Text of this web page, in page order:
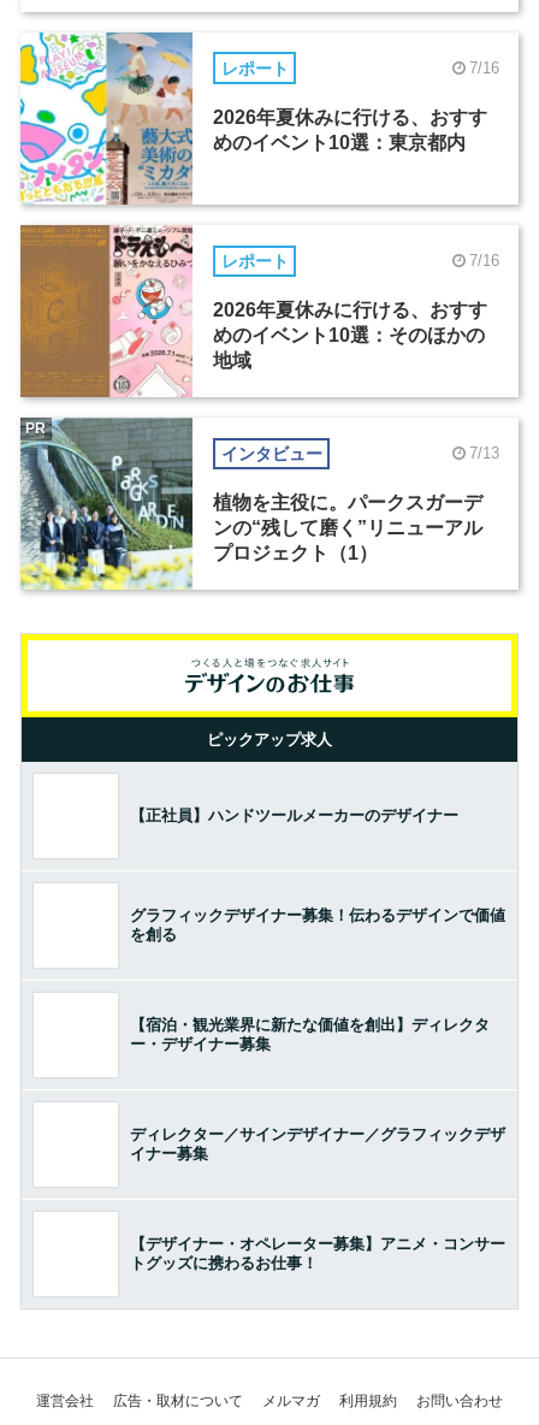
レポート 7/16
2026年夏休みに行ける、おすす
めのイベント10選：東京都内
レポート 7/16
2026年夏休みに行ける、おすす
めのイベント10選：そのほかの
地域
インタビュー 7/13
植物を主役に。パークスガーデ
ンの“残して磨く”リニューアル
プロジェクト（1）
PR
ピックアップ求人
【正社員】ハンドツールメーカーのデザイナー
グラフィックデザイナー募集！伝わるデザインで価値
を創る
【宿泊・観光業界に新たな価値を創出】ディレクタ
ー・デザイナー募集
ディレクター／サインデザイナー／グラフィックデザ
イナー募集
【デザイナー・オペレーター募集】アニメ・コンサー
トグッズに携わるお仕事！
運営会社 広告・取材について メルマガ 利用規約 お問い合わせ